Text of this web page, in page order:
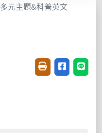
多元主題&科普英文
友善列印(開新視
分享至臉書
分享